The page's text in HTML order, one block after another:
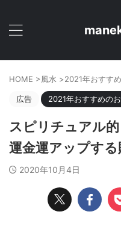
HOME >風水 >2021年おすす
広告 2021年おすすめの
スピリチュアル
運金運アップす
2020年10月4日